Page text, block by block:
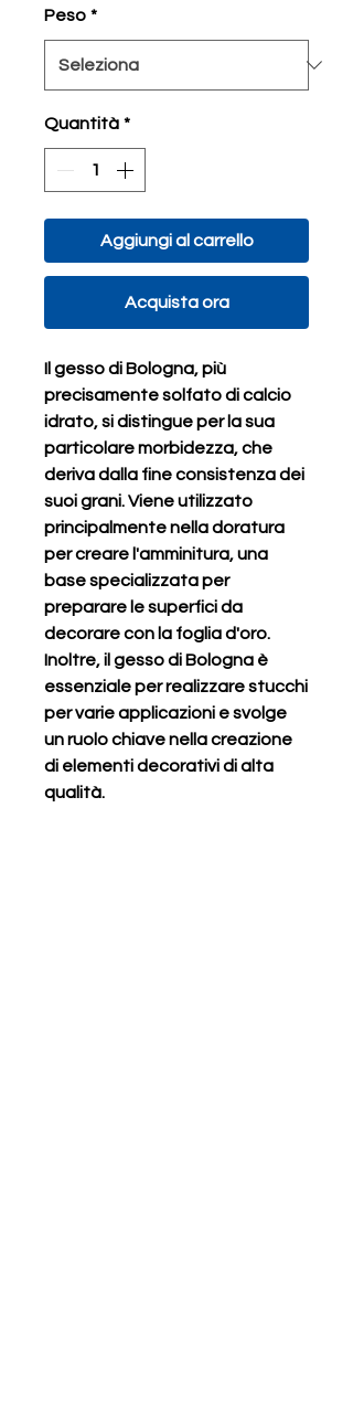
Peso *
Quantità *
Aggiungi al carrello
Acquista ora
Il gesso di Bologna, più
precisamente solfato di calcio
idrato, si distingue per la sua
particolare morbidezza, che
deriva dalla fine consistenza dei
suoi grani. Viene utilizzato
principalmente nella doratura
per creare l'amminitura, una
base specializzata per
preparare le superfici da
decorare con la foglia d'oro.
Inoltre, il gesso di Bologna è
essenziale per realizzare stucchi
per varie applicazioni e svolge
un ruolo chiave nella creazione
di elementi decorativi di alta
qualità.